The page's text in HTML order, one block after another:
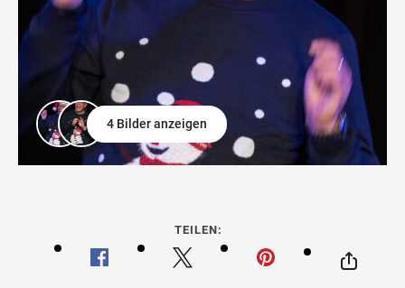
4 Bilder anzeigen
TEILEN: